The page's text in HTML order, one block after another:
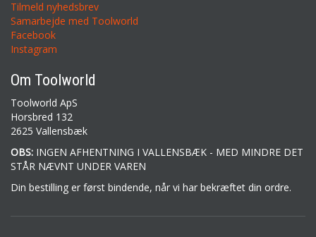
Tilmeld nyhedsbrev
Samarbejde med Toolworld
Facebook
Instagram
Om Toolworld
Toolworld ApS
Horsbred 132
2625 Vallensbæk
OBS: INGEN AFHENTNING I VALLENSBÆK - MED MINDRE DET
STÅR NÆVNT UNDER VAREN
Din bestilling er først bindende, når vi har bekræftet din ordre.